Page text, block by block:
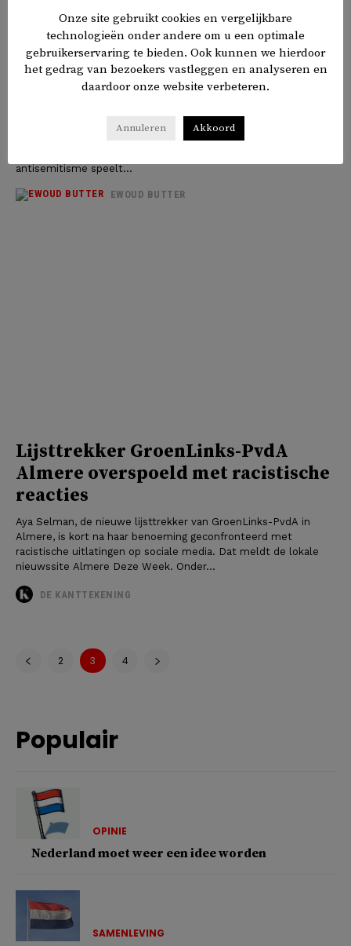
Anne-Ruth Wertheim: ‘Racisme
gaat ook over jaloezie’
‘Racisme blijft bestaan omdat mensen ervoor kiezen het niet
te zien.’ Anne-Ruth Wertheim is bioloog en werkte de
antisemitisme speelt...
EWOUD BUTTER
Lijsttrekker GroenLinks-PvdA
Almere overspoeld met racistische
reacties
Aya Selman, de nieuwe lijsttrekker van GroenLinks-PvdA in
Almere, is kort na haar benoeming geconfronteerd met
racistische uitlatingen op sociale media. Dat meldt de lokale
nieuwssite Almere Deze Week. Onder...
DE KANTTEKENING
2 3 4
Populair
OPINIE
Nederland moet weer een idee worden
SAMENLEVING
Onze site gebruikt cookies en vergelijkbare
technologieën onder andere om u een optimale
gebruikerservaring te bieden. Ook kunnen we hierdoor
het gedrag van bezoekers vastleggen en analyseren en
daardoor onze website verbeteren.
Annuleren Akkoord